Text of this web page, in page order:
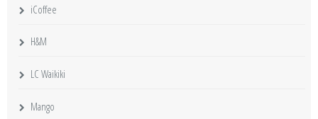
iCoffee
H&M
LC Waikiki
Mango